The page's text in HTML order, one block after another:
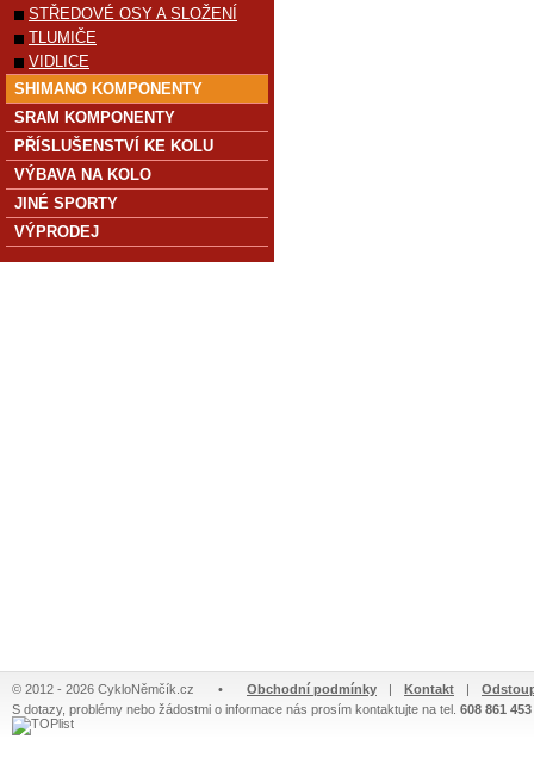
STŘEDOVÉ OSY A SLOŽENÍ
TLUMIČE
VIDLICE
SHIMANO KOMPONENTY
SRAM KOMPONENTY
PŘÍSLUŠENSTVÍ KE KOLU
VÝBAVA NA KOLO
JINÉ SPORTY
VÝPRODEJ
© 2012 - 2026 CykloNěmčík.cz • Obchodní podmínky | Kontakt |
S dotazy, problémy nebo žádostmi o informace nás prosím kontaktujte na tel. 608 861 453